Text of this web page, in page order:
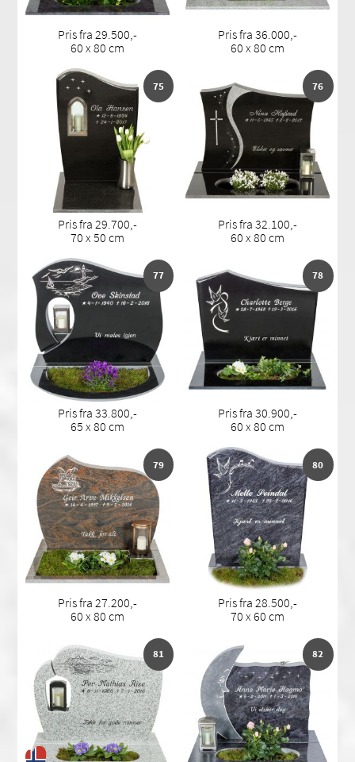
Pris fra 29.500,-
60 x 80 cm
Pris fra 36.000,-
60 x 80 cm
75
Pris fra 29.700,-
70 x 50 cm
76
Pris fra 32.100,-
60 x 80 cm
77
Pris fra 33.800,-
65 x 80 cm
78
Pris fra 30.900,-
60 x 80 cm
79
Pris fra 27.200,-
60 x 80 cm
80
Pris fra 28.500,-
70 x 60 cm
81 82